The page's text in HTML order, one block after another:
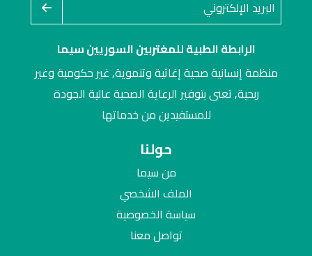
الرابطة الطبية للمغتربين السوريين سيما
منظمة إنسانية صحية إغاثية وتنموية, غير حكومية وغير
ربحية, تعنى بتوفير الرعاية الصحية عالية الجودة
للمستفيدين من خدماتها
حولنا
من سيما
الملف الشخصي
سياسة الخصوصية
تواصل معنا